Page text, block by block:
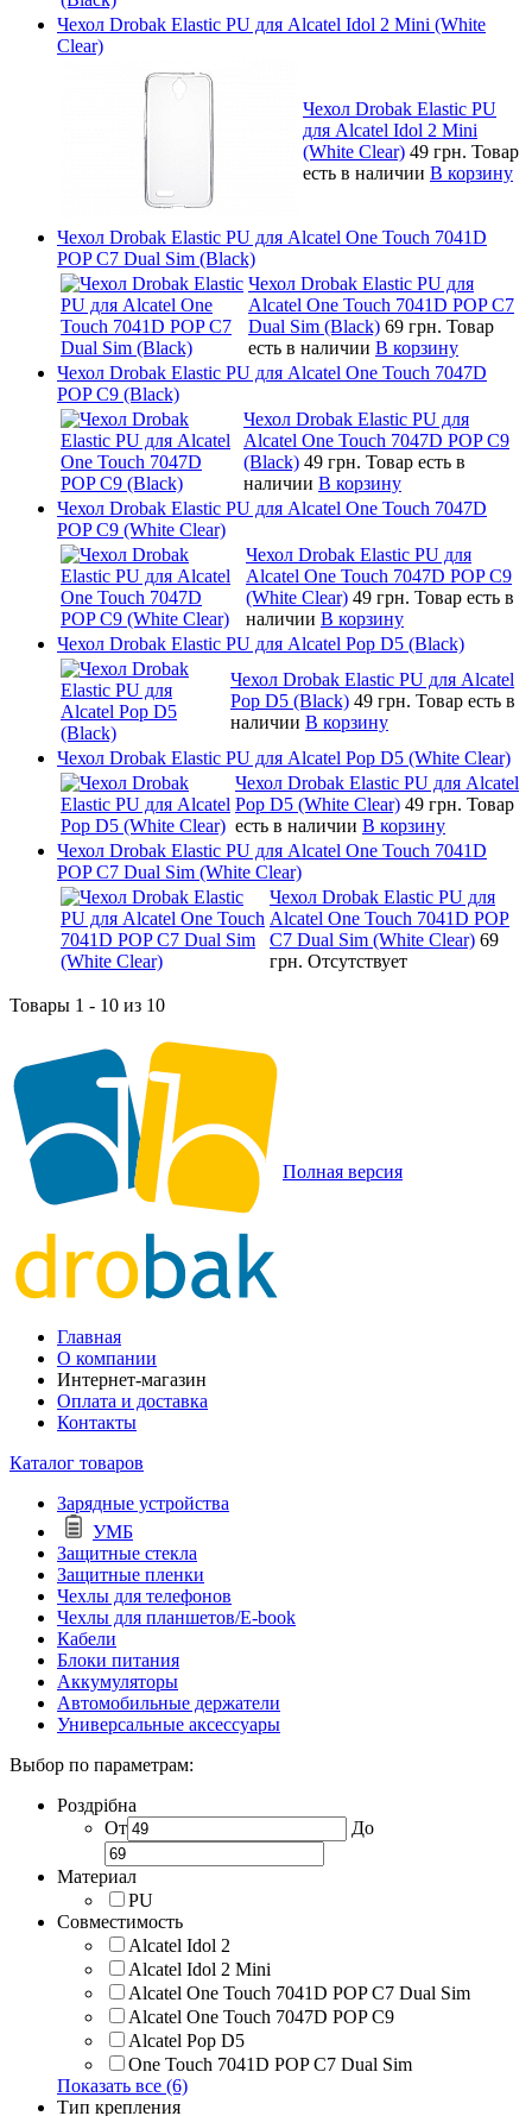
Чехол Drobak Elastic PU для Alcatel Idol 2 Mini (White
Clear)
Чехол Drobak Elastic PU
для Alcatel Idol 2 Mini
(White Clear) 49 грн. Товар
есть в наличии В корзину
Чехол Drobak Elastic PU для Alcatel One Touch 7041D
POP C7 Dual Sim (Black)
Чехол Drobak Elastic PU для
Alcatel One Touch 7041D POP C7
Dual Sim (Black) 69 грн. Товар
есть в наличии В корзину
Чехол Drobak Elastic PU для Alcatel One Touch 7047D
POP C9 (Black)
Чехол Drobak Elastic PU для
Alcatel One Touch 7047D POP C9
(Black) 49 грн. Товар есть в
наличии В корзину
Чехол Drobak Elastic PU для Alcatel One Touch 7047D
POP C9 (White Clear)
Чехол Drobak Elastic PU для
Alcatel One Touch 7047D POP C9
(White Clear) 49 грн. Товар есть в
наличии В корзину
Чехол Drobak Elastic PU для Alcatel Pop D5 (Black)
Чехол Drobak Elastic PU для Alcatel
Pop D5 (Black) 49 грн. Товар есть в
наличии В корзину
Чехол Drobak Elastic PU для Alcatel Pop D5 (White Clear)
Чехол Drobak Elastic PU для Alcatel
Pop D5 (White Clear) 49 грн. Товар
есть в наличии В корзину
Чехол Drobak Elastic PU для Alcatel One Touch 7041D
POP C7 Dual Sim (White Clear)
Чехол Drobak Elastic PU для
Alcatel One Touch 7041D POP
C7 Dual Sim (White Clear) 69
грн. Отсутствует
Товары 1 - 10 из 10
Полная версия
Главная
О компании
Интернет-магазин
Оплата и доставка
Контакты
Каталог товаров
Зарядные устройства
УМБ
Защитные стекла
Защитные пленки
Чехлы для телефонов
Чехлы для планшетов/E-book
Кабели
Блоки питания
Аккумуляторы
Автомобильные держатели
Универсальные аксессуары
Выбор по параметрам:
Роздрібна
От
До
Материал
PU
Совместимость
Alcatel Idol 2
Alcatel Idol 2 Mini
Alcatel One Touch 7041D POP C7 Dual Sim
Alcatel One Touch 7047D POP C9
Alcatel Pop D5
One Touch 7041D POP C7 Dual Sim
Показать все (6)
Тип крепления